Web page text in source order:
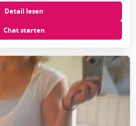
Detail lesen
Chat starten